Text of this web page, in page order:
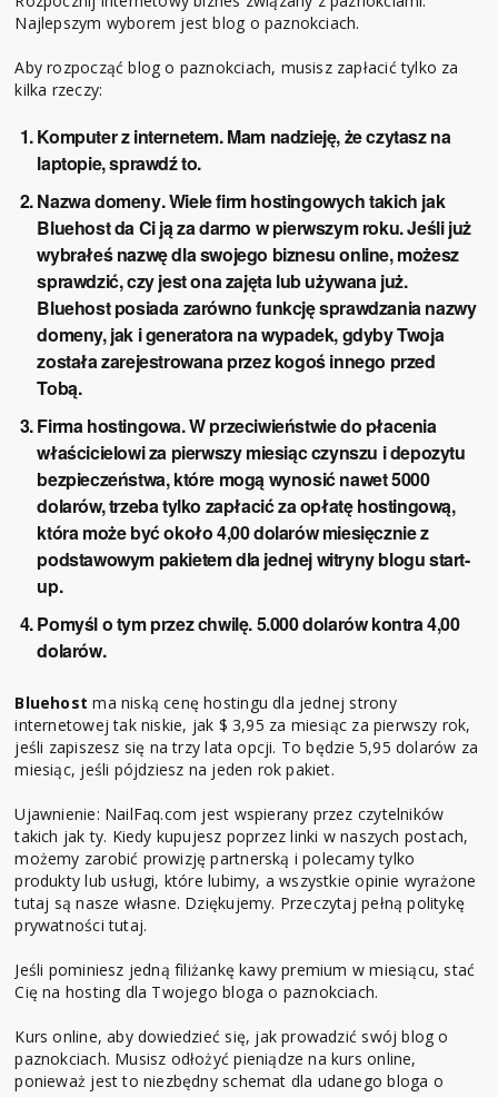
Najlepszym wyborem jest blog o paznokciach.
Aby rozpocząć blog o paznokciach, musisz zapłacić tylko za
kilka rzeczy:
Komputer z internetem. Mam nadzieję, że czytasz na
laptopie, sprawdź to.
Nazwa domeny. Wiele firm hostingowych takich jak
Bluehostda Ci ją za darmo w pierwszym roku. Jeśli już
wybrałeś nazwę dla swojego biznesu online, możesz
sprawdzić, czy jest ona zajęta lub używana już.
Bluehost posiada zarównofunkcję sprawdzania nazwy
domeny, jak i generatorana wypadek, gdyby Twoja
została zarejestrowana przez kogoś innego przed
Tobą.
Firma hostingowa. W przeciwieństwie do płacenia
właścicielowi za pierwszy miesiąc czynszu i depozytu
bezpieczeństwa, które mogą wynosić nawet 5000
dolarów, trzeba tylko zapłacić za opłatę hostingową,
która może być około 4,00 dolarów miesięcznie z
podstawowym pakietem dla jednej witryny blogu start-
up.
Pomyśl o tym przez chwilę. 5.000 dolarów kontra 4,00
dolarów.
Bluehost ma niską cenę hostingu dla jednej strony
internetowej tak niskie, jak $ 3,95 za miesiąc za pierwszy rok,
jeśli zapiszesz się na trzy lata opcji. To będzie 5,95 dolarów za
miesiąc, jeśli pójdziesz na jeden rok pakiet.
Ujawnienie: NailFaq.com jest wspierany przez czytelników
takich jak ty. Kiedy kupujesz poprzez linki w naszych postach,
możemy zarobić prowizję partnerską i polecamy tylko
produkty lub usługi, które lubimy, a wszystkie opinie wyrażone
tutaj są nasze własne. Dziękujemy. Przeczytaj pełną politykę
prywatności tutaj.
Jeśli pominiesz jedną filiżankę kawy premium w miesiącu, stać
Cię na hosting dla Twojego bloga o paznokciach.
Kurs online, aby dowiedzieć się, jak prowadzić swój blog o
paznokciach. Musisz odłożyć pieniądze na kurs online,
ponieważ jest to niezbędny schemat dla udanego bloga o